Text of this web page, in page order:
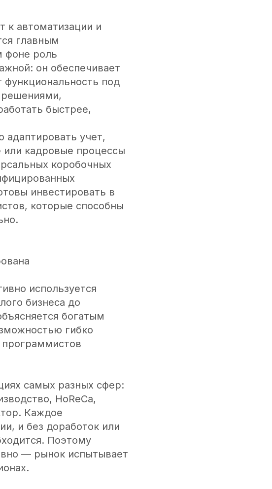
к автоматизации и
главным
фоне роль
он обеспечивает
функциональность под
решениями,
быстрее,
адаптировать учет,
кадровые процессы
коробочных
инвестировать в
которые способны
используется
бизнеса до
богатым
гибко
программистов
самых разных сфер:
HoReCa,
Каждое
и без доработок или
Поэтому
— рынок испытывает